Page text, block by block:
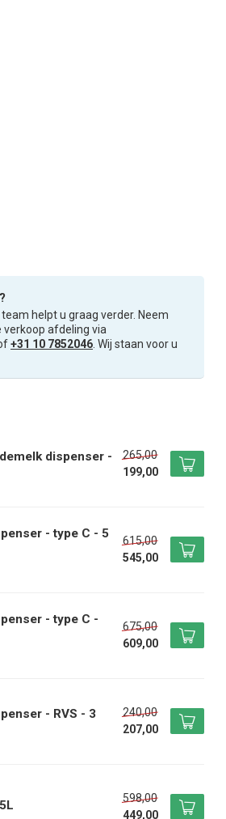
helpt u graag verder. Neem
afdeling via
+31 10 7852046 . Wij staan voor u
dispenser -
265,00
199,00
- type C - 5
615,00
545,00
- type C -
675,00
609,00
- RVS - 3
240,00
207,00
598,00
449,00